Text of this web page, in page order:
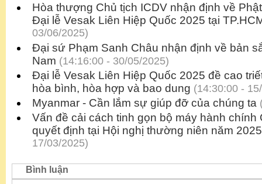
Hòa thượng Chủ tịch ICDV nhận định về
Đại lễ Vesak Liên Hiệp Quốc 2025 tại
03/06/2025)
Đại sứ Phạm Sanh Châu nhận định về bản
Nam (14:16:00 - 30/05/2025)
Đại lễ Vesak Liên Hiệp Quốc 2025 đề cao
hòa bình, hòa hợp và bao dung (14:30:00 -
Myanmar - Cần lắm sự giúp đỡ của chúng ta
Vấn đề cải cách tinh gọn bộ máy hành chính
quyết định tại Hội nghị thường niên năm 2025
17/03/2025)
Bình luận